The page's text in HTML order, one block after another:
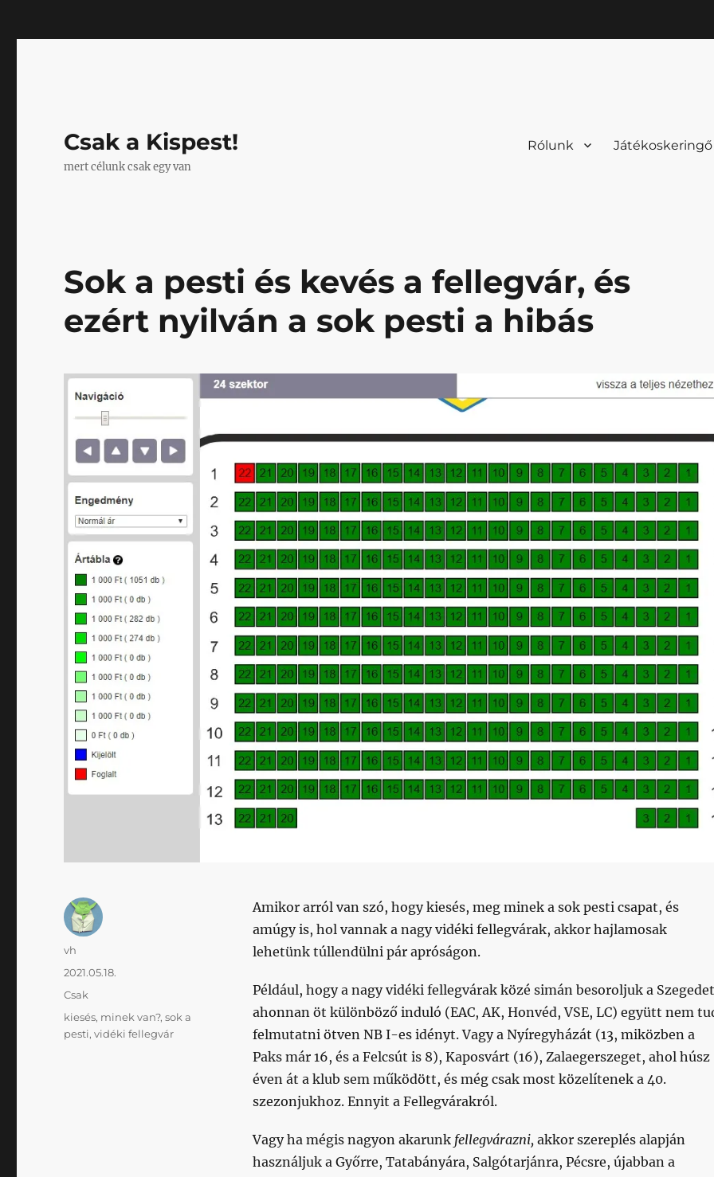
Csak a Kispest!
mert célunk csak egy van
Rólunk Játékoskeringő
Sok a pesti és kevés a fellegvár, és
ezért nyilván a sok pesti a hibás
Amikor arról van szó, hogy kiesés, meg minek a sok pesti csapat, és
amúgy is, hol vannak a nagy vidéki fellegvárak, akkor hajlamosak
lehetünk túllendülni pár apróságon.
Például, hogy a nagy vidéki fellegvárak közé simán besoroljuk a
ahonnan öt különböző induló (EAC, AK, Honvéd, VSE, LC) együtt nem
felmutatni ötven NB I-es idényt. Vagy a Nyíregyházát (13, miközben a
Paks már 16, és a Felcsút is 8), Kaposvárt (16), Zalaegerszeget, ahol húsz
éven át a klub sem működött, és még csak most közelítenek a 40.
szezonjukhoz. Ennyit a Fellegvárakról.
Vagy ha mégis nagyon akarunk fellegvárazni, akkor szereplés alapján
használjuk a Győrre, Tatabányára, Salgótarjánra, Pécsre, újabban a
Szerző
vh
Közzétéve
2021.05.18.
Kategória
Csak
Címke
kiesés, minek van?,sok a
pesti,vidéki fellegvár